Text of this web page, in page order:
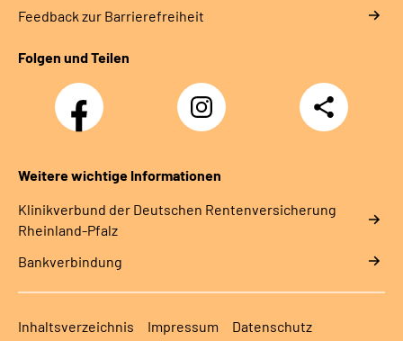
Feedback zur Barrierefreiheit
Folgen und Teilen
Facebook
Instagram
DRV
Nachwuchskräfte
Teilen
Weitere wichtige Informationen
Klinikverbund der Deutschen Rentenversicherung
Rheinland-Pfalz
Bankverbindung
Inhaltsverzeichnis Impressum Datenschutz